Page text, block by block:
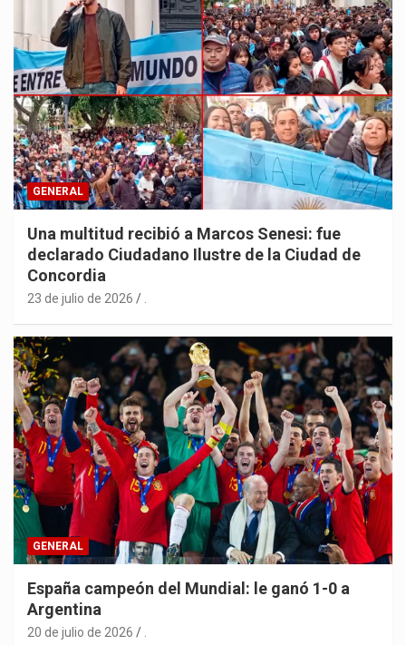
GENERAL
Una multitud recibió a Marcos Senesi: fue
declarado Ciudadano Ilustre de la Ciudad de
Concordia
23 de julio de 2026 .
GENERAL
España campeón del Mundial: le ganó 1-0 a
Argentina
20 de julio de 2026